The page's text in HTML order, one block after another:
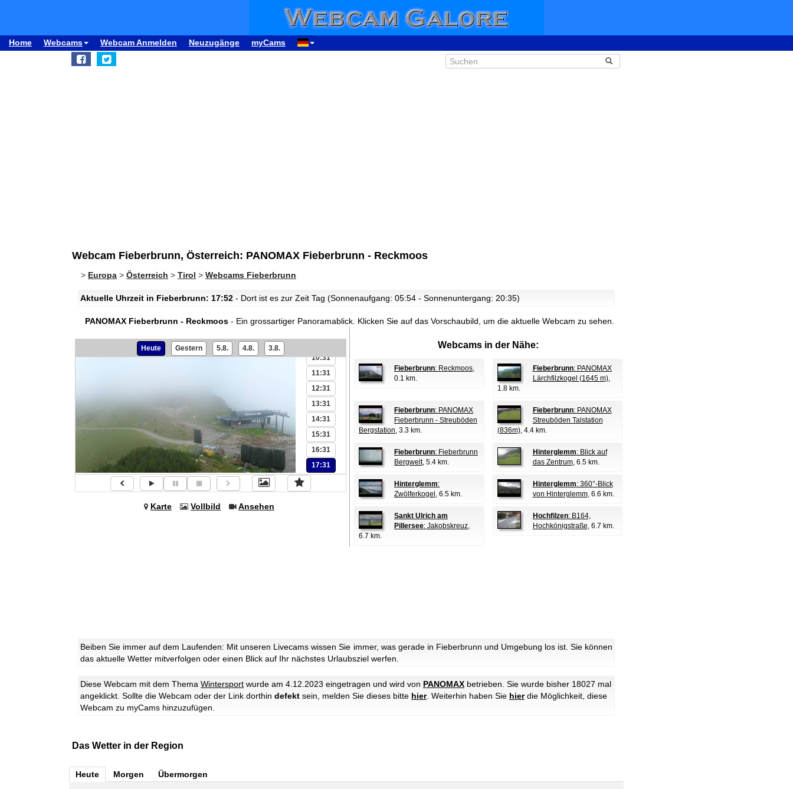
Home Webcams Webcam Anmelden Neuzugänge myCams
Webcam Fieberbrunn, Österreich: PANOMAX Fieberbrunn - Reckmoos
> Europa > Österreich > Tirol > Webcams Fieberbrunn
Aktuelle Uhrzeit in Fieberbrunn: 17:52 - Dort ist es zur Zeit Tag (Sonnenaufgang: 05:54 - Sonnenuntergang: 20:35)
PANOMAX Fieberbrunn - Reckmoos- Ein grossartiger Panoramablick. Klicken Sie auf das Vorschaubild, um die aktuelle Webcam zu sehen.
Heute Gestern 5.8. 4.8. 3.8.
03:31
06:31
10:31
11:31
12:31
13:31
14:31
15:31
16:31
17:31
Karte Vollbild Ansehen
Webcams in der Nähe:
Fieberbrunn: Reckmoos,
0.1 km.
Fieberbrunn: PANOMAX
Lärchfilzkogel (1645 m),
1.8 km.
Fieberbrunn: PANOMAX
Fieberbrunn - Streuböden
Bergstation, 3.3 km.
Fieberbrunn: PANOMAX
Streuböden Talstation
(836m), 4.4 km.
Fieberbrunn: Fieberbrunn
Bergwelt, 5.4 km.
Hinterglemm: Blick auf
das Zentrum, 6.5 km.
Hinterglemm:
Zwölferkogel , 6.5 km.
Hinterglemm: 360°-Blick
von Hinterglemm, 6.6 km.
Sankt Ulrich am
Pillersee: Jakobskreuz,
6.7 km.
Hochfilzen: B164,
Hochkönigstraße, 6.7 km.
Beiben Sie immer auf dem Laufenden: Mit unseren Livecams wissen Sie immer, was gerade in Fieberbrunn und Umgebung los ist. Sie können
das aktuelle Wetter mitverfolgen oder einen Blick auf Ihr nächstes Urlaubsziel werfen.
Diese Webcam mit dem Thema Wintersport wurde am 4.12.2023 eingetragen und wird von PANOMAX betrieben. Sie wurde bisher 18027 mal
angeklickt. Sollte die Webcam oder der Link dorthin defekt sein, melden Sie dieses bitte hier. Weiterhin haben Sie hierdie Möglichkeit, diese
Webcam zu myCams hinzuzufügen.
Das Wetter in der Region
Heute Morgen Übermorgen